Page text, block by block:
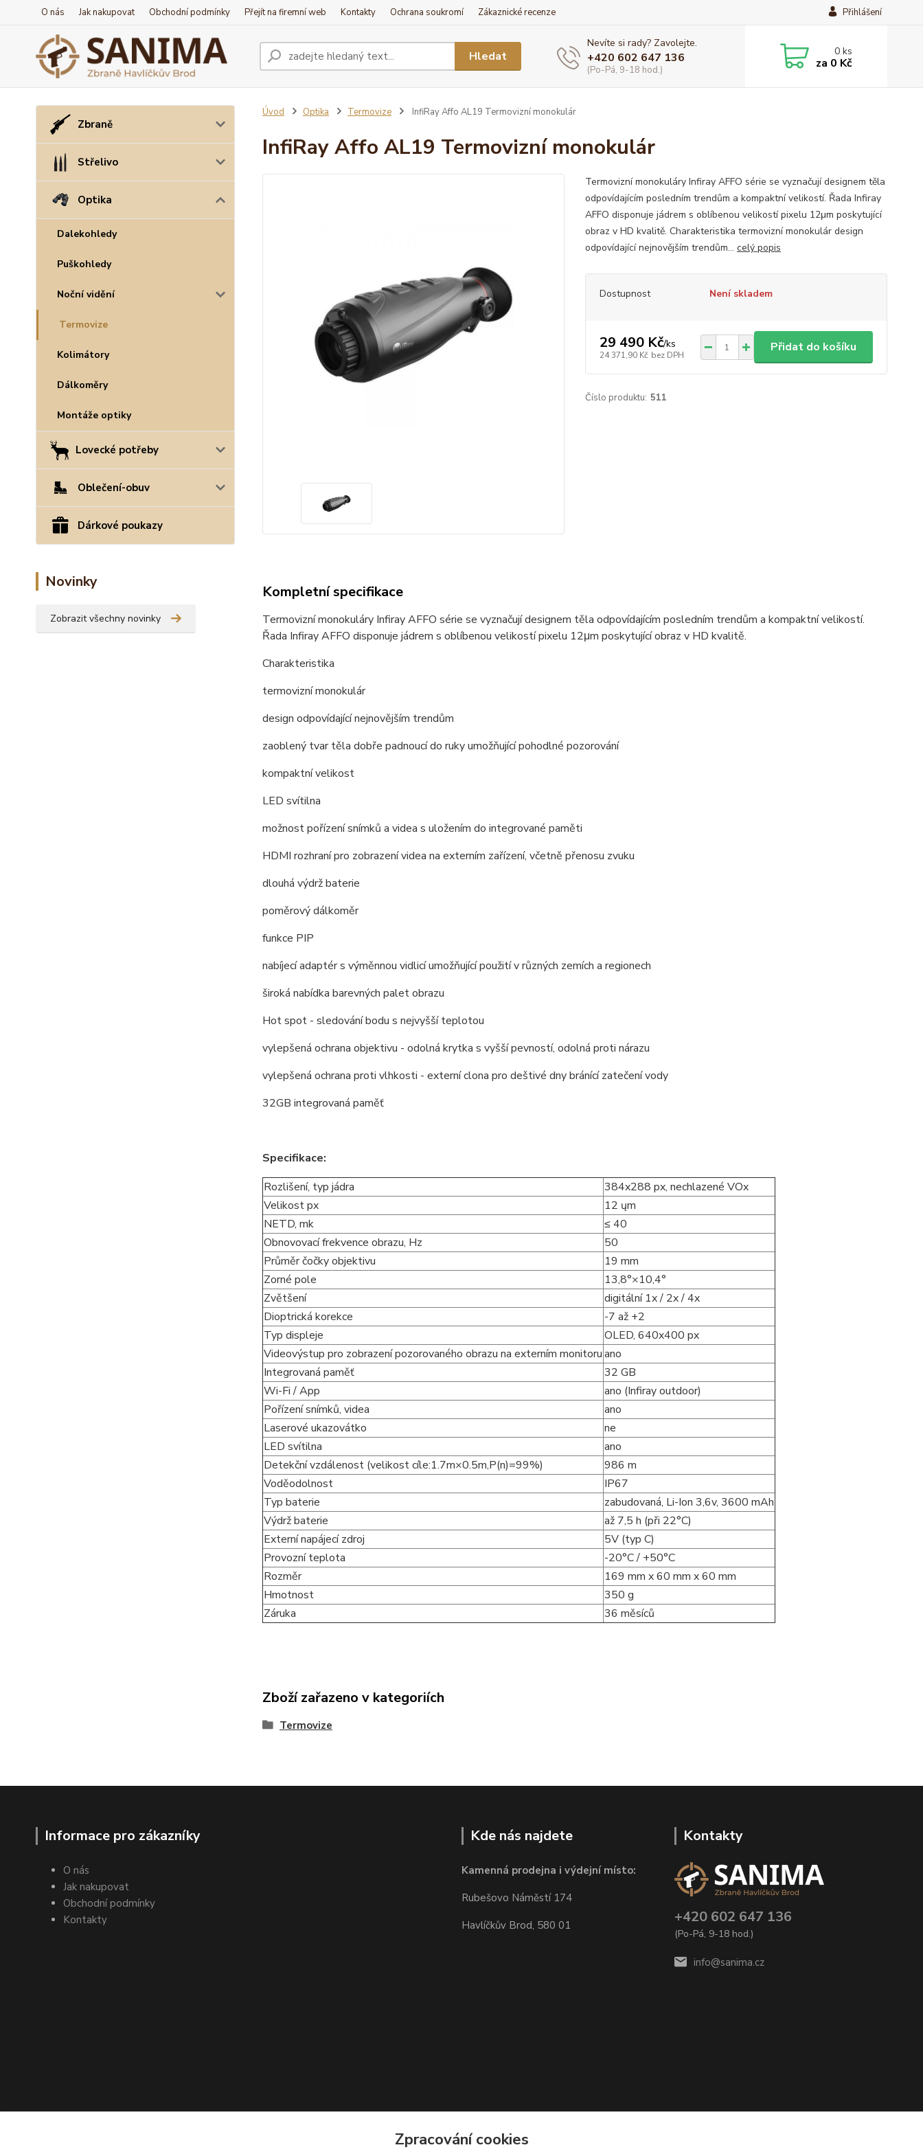
O nás Jak nakupovat Obchodní podmínky Přejít na firemní web Kontakty Ochrana soukromí Zákaznické recenze Přihlášení
Hledat
Nevíte si rady? Zavolejte.
+420 602 647 136
(Po-Pá, 9-18 hod.)
0ks
za 0 Kč
Zbraně
Střelivo
Optika
Dalekohledy
Puškohledy
Noční vidění
Termovize
Kolimátory
Dálkoměry
Montáže optiky
Lovecké potřeby
Oblečení-obuv
Dárkové poukazy
Novinky
Zobrazit všechny novinky
Úvod Optika Termovize InfiRay Affo AL19 Termovizní monokulár
InfiRay Affo AL19 Termovizní monokulár
Termovizní monokuláry Infiray AFFO série se vyznačují designem těla
odpovídajícím posledním trendům a kompaktní velikostí. Řada Infiray
AFFO disponuje jádrem s oblíbenou velikostí pixelu 12μm poskytující
obraz v HD kvalitě. Charakteristika termovizní monokulár design
odpovídající nejnovějším trendům... celý popis
Dostupnost Není skladem
29 490 Kč/ks
24 371,90 Kč bez DPH
Přidat do košíku
Číslo produktu: 511
Kompletní specifikace
Termovizní monokuláry Infiray AFFO série se vyznačují designem těla odpovídajícím posledním trendům a kompaktní velikostí.
Řada Infiray AFFO disponuje jádrem s oblíbenou velikostí pixelu 12μm poskytující obraz v HD kvalitě.
Charakteristika
termovizní monokulár
design odpovídající nejnovějším trendům
zaoblený tvar těla dobře padnoucí do ruky umožňující pohodlné pozorování
kompaktní velikost
LED svítilna
možnost pořízení snímků a videa s uložením do integrované paměti
HDMI rozhraní pro zobrazení videa na externím zařízení, včetně přenosu zvuku
dlouhá výdrž baterie
poměrový dálkoměr
funkce PIP
nabíjecí adaptér s výměnnou vidlicí umožňující použití v různých zemích a regionech
široká nabídka barevných palet obrazu
Hot spot - sledování bodu s nejvyšší teplotou
vylepšená ochrana objektivu - odolná krytka s vyšší pevností, odolná proti nárazu
vylepšená ochrana proti vlhkosti - externí clona pro deštivé dny bránící zatečení vody
32GB integrovaná paměť
Specifikace:
Rozlišení, typ jádra
384x288 px, nechlazené VOx
Velikost px
12 ųm
NETD, mk
≤ 40
Obnovovací frekvence obrazu, Hz
50
Průměr čočky objektivu
19 mm
Zorné pole
13,8°×10,4°
Zvětšení
digitální 1x / 2x / 4x
Dioptrická korekce
-7 až +2
Typ displeje
OLED, 640x400 px
Videovýstup pro zobrazení pozorovaného obrazu na externím monitoruano
Integrovaná paměť
32 GB
Wi-Fi / App
ano (Infiray outdoor)
Pořízení snímků, videa
ano
Laserové ukazovátko
ne
LED svítilna
ano
Detekční vzdálenost (velikost cíle:1.7m×0.5m,P(n)=99%)
986 m
Voděodolnost
IP67
Typ baterie
zabudovaná, Li-Ion 3,6v, 3600 mAh
Výdrž baterie
až 7,5 h (při 22°C)
Externí napájecí zdroj
5V (typ C)
Provozní teplota
-20°C / +50°C
Rozměr
169 mm x 60 mm x 60 mm
Hmotnost
350 g
Záruka
36 měsíců
Zboží zařazeno v kategoriích
Termovize
Informace pro zákazníky
O nás
Jak nakupovat
Obchodní podmínky
Kontakty
Kde nás najdete
Kamenná prodejna i výdejní místo:
Rubešovo Náměstí 174
Havlíčkův Brod, 580 01
Kontakty
+420 602 647 136
(Po-Pá, 9-18 hod.)
info@sanima.cz
Zpracování cookies